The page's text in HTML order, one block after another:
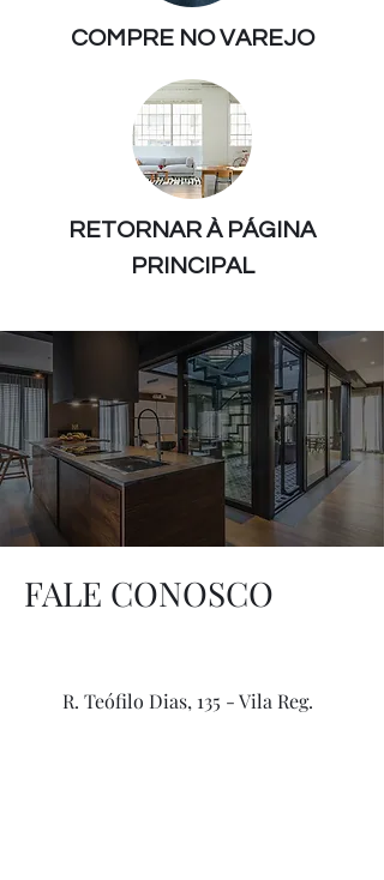
COMPRE NO VAREJO
RETORNAR À PÁGINA
PRINCIPAL
FALE CONOSCO
R. Teófilo Dias, 135 - Vila Reg.